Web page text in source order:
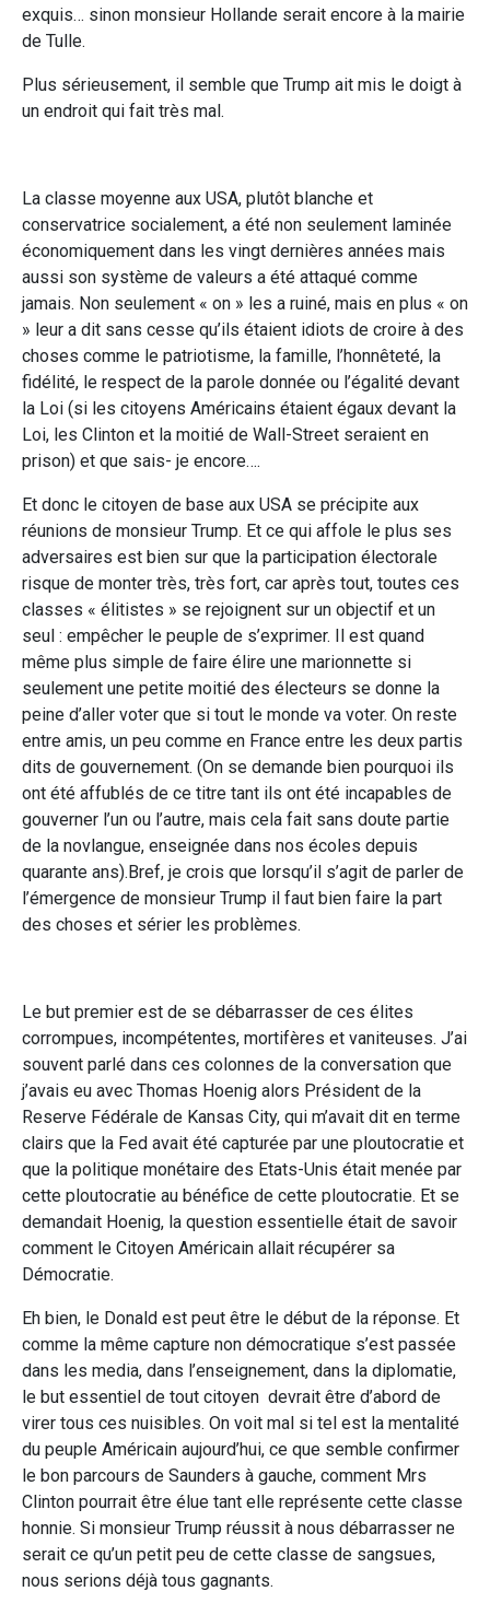
exquis… sinon monsieur Hollande serait encore à la mairie
de Tulle.
Plus sérieusement, il semble que Trump ait mis le doigt à
un endroit qui fait très mal.
La classe moyenne aux USA, plutôt blanche et
conservatrice socialement, a été non seulement laminée
économiquement dans les vingt dernières années mais
aussi son système de valeurs a été attaqué comme
jamais. Non seulement « on » les a ruiné, mais en plus « on
» leur a dit sans cesse qu’ils étaient idiots de croire à des
choses comme le patriotisme, la famille, l’honnêteté, la
fidélité, le respect de la parole donnée ou l’égalité devant
la Loi (si les citoyens Américains étaient égaux devant la
Loi, les Clinton et la moitié de Wall-Street seraient en
prison) et que sais- je encore….
Et donc le citoyen de base aux USA se précipite aux
réunions de monsieur Trump. Et ce qui affole le plus ses
adversaires est bien sur que la participation électorale
risque de monter très, très fort, car après tout, toutes ces
classes « élitistes » se rejoignent sur un objectif et un
seul : empêcher le peuple de s’exprimer. Il est quand
même plus simple de faire élire une marionnette si
seulement une petite moitié des électeurs se donne la
peine d’aller voter que si tout le monde va voter. On reste
entre amis, un peu comme en France entre les deux partis
dits de gouvernement. (On se demande bien pourquoi ils
ont été affublés de ce titre tant ils ont été incapables de
gouverner l’un ou l’autre, mais cela fait sans doute partie
de la novlangue, enseignée dans nos écoles depuis
quarante ans).Bref, je crois que lorsqu’il s’agit de parler de
l’émergence de monsieur Trump il faut bien faire la part
des choses et sérier les problèmes.
Le but premier est de se débarrasser de ces élites
corrompues, incompétentes, mortifères et vaniteuses. J’ai
souvent parlé dans ces colonnes de la conversation que
j’avais eu avec Thomas Hoenig alors Président de la
Reserve Fédérale de Kansas City, qui m’avait dit en terme
clairs que la Fed avait été capturée par une ploutocratie et
que la politique monétaire des Etats-Unis était menée par
cette ploutocratie au bénéfice de cette ploutocratie. Et se
demandait Hoenig, la question essentielle était de savoir
comment le Citoyen Américain allait récupérer sa
Démocratie.
Eh bien, le Donald est peut être le début de la réponse. Et
comme la même capture non démocratique s’est passée
dans les media, dans l’enseignement, dans la diplomatie,
le but essentiel de tout citoyen devrait être d’abord de
virer tous ces nuisibles. On voit mal si tel est la mentalité
du peuple Américain aujourd’hui, ce que semble confirmer
le bon parcours de Saunders à gauche, comment Mrs
Clinton pourrait être élue tant elle représente cette classe
honnie. Si monsieur Trump réussit à nous débarrasser ne
serait ce qu’un petit peu de cette classe de sangsues,
nous serions déjà tous gagnants.